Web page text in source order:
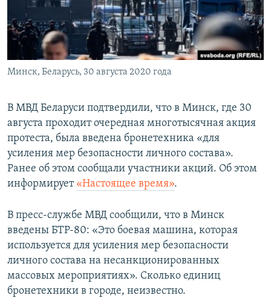
ПОБЕДИТЕЛЕЙ НЕ СУДЯТ?
КРЫМ.НЕПОКОРЕННЫЙ
ELIFBE
УКРАИНСКАЯ ПРОБЛЕМА КРЫМА
ПРИСОЕДИНЯЙТЕСЬ!
Минск, Беларусь, 30 августа 2020 года
В МВД Беларуси подтвердили, что в Минск, где 30
августа проходит очередная многотысячная акция
протеста, была введена бронетехника «для
усиления мер безопасности личного состава».
Ранее об этом сообщали участники акций. Об этом
информирует «Настоящее время».
В пресс-службе МВД сообщили, что в Минск
введены БТР-80: «Это боевая машина, которая
используется для усиления мер безопасности
личного состава на несанкционированных
массовых мероприятиях». Сколько единиц
бронетехники в городе, неизвестно.